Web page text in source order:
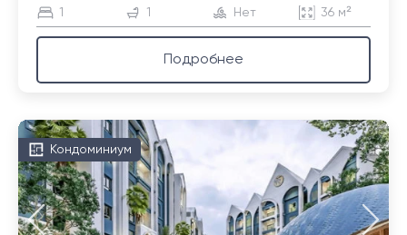
1 1 Нет 36 м²
Подробнее
Кондоминиум